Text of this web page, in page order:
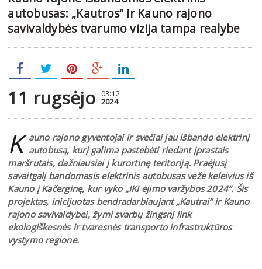
autobusas: „Kautros“ ir Kauno rajono
savivaldybės tvarumo vizija tampa realybe
11 rugsėjo 03:12
2024
K auno rajono gyventojai ir svečiai jau išbando elektrinį
autobusą, kurį galima pastebėti riedant įprastais
maršrutais, dažniausiai į kurortinę teritoriją. Praėjusį
savaitgalį bandomasis elektrinis autobusas vežė keleivius iš
Kauno į Kačerginę, kur vyko „IKI ėjimo varžybos 2024“. Šis
projektas, inicijuotas bendradarbiaujant „Kautrai“ ir Kauno
rajono savivaldybei, žymi svarbų žingsnį link
ekologiškesnės ir tvaresnės transporto infrastruktūros
vystymo regione.